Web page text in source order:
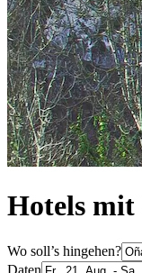
Hotels
Wo soll’s hingehen?
Daten